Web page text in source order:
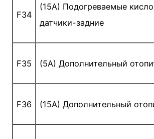
F34
(15A) Подогреваемые
датчики-задние
F35 (5A) Дополнительный
F36 (15A) Дополнительный